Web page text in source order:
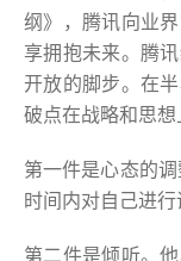
纲》，腾讯向业
享拥抱未来。腾
开放的脚步。在
破点在战略和思想
第一件是心态的
时间内对自己进行
第二件是倾听。